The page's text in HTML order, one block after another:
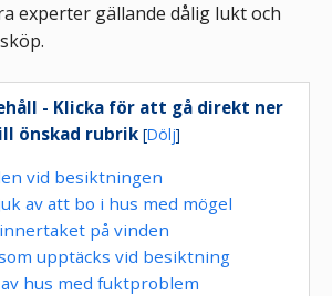
experter gällande dålig lukt och
- Klicka för att gå direkt ner
önskad rubrik [Dölj]
vid besiktningen
av att bo i hus med mögel
på vinden
upptäcks vid besiktning
hus med fuktproblem